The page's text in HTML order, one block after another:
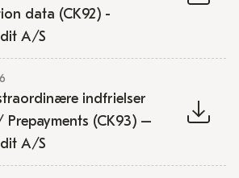
data (CK92) -
A/S
indfrielser
Prepayments (CK93) –
A/S